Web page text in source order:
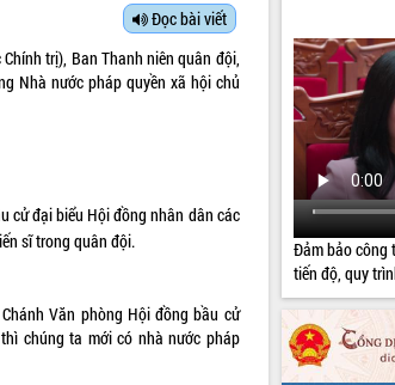
Đọc bài viết
trị), Ban Thanh niên quân đội,
Nhà nước pháp quyền xã hội chủ
cử đại biểu Hội đồng nhân dân các
sĩ trong quân đội.
Văn phòng Hội đồng bầu cử
chúng ta mới có nhà nước pháp
Đảm bảo công
tiến độ, quy